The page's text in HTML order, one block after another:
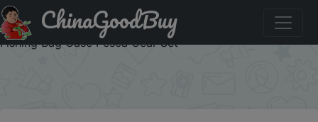
Акція на Lixada 2.1m 2.3 m Telescopic Fishing Rod Reel
Combo Full Kit Carbon Fiber Rod Pole Spinning Reel
Fishing Bag Case Pesca Gear Set
ChinaGoodBuy